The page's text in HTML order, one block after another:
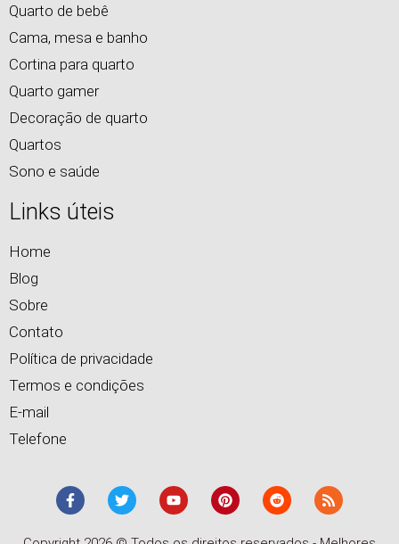
Quarto de bebê
Cama, mesa e banho
Cortina para quarto
Quarto gamer
Decoração de quarto
Quartos
Sono e saúde
Links úteis
Home
Blog
Sobre
Contato
Política de privacidade
Termos e condições
E-mail
Telefone